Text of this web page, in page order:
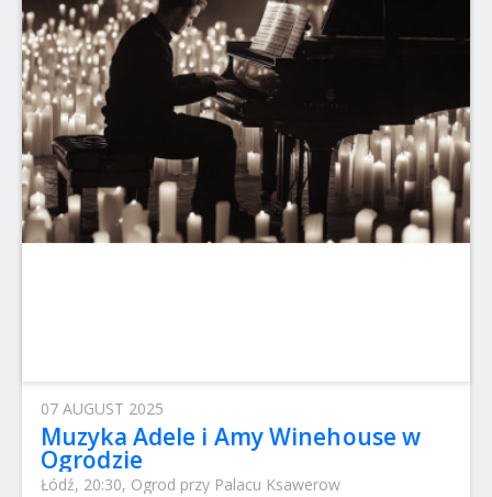
07 AUGUST 2025
Muzyka Adele i Amy Winehouse w
Ogrodzie
Łódź, 20:30, Ogrod przy Palacu Ksawerow